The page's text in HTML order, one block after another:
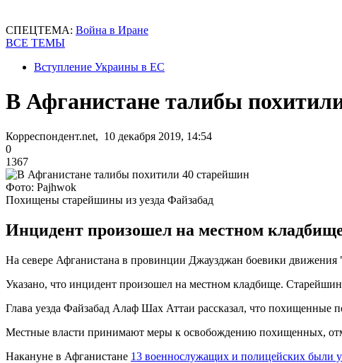
СПЕЦТЕМА: Война в Иране
ВСЕ ТЕМЫ
Вступление Украины в ЕС
В Афганистане талибы
Корреспондент.net, 10 декабря 2019, 14:54
0
1367
Фото: Pajhwok
Похищены старейшины из уезда Файзабад
Инцидент произошел на местном
На севере Афганистана в провинции Джаузджан боевики
Указано, что инцидент произошел на местном кладбище.
Глава уезда Файзабад Алаф Шах Аттаи рассказал, что
Местные власти принимают меры к освобождению похищенных,
Накануне в Афганистане 13 военнослужащих и полицейских были